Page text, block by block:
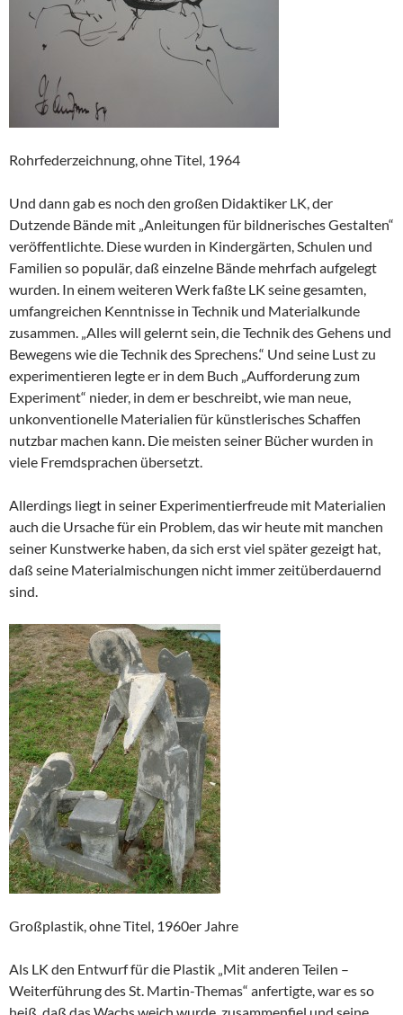
Rohrfederzeichnung, ohne Titel, 1964
Und dann gab es noch den großen Didaktiker LK, der
Dutzende Bände mit „Anleitungen für bildnerisches Gestalten“
veröffentlichte. Diese wurden in Kindergärten, Schulen und
Familien so populär, daß einzelne Bände mehrfach aufgelegt
wurden. In einem weiteren Werk faßte LK seine gesamten,
umfangreichen Kenntnisse in Technik und Materialkunde
zusammen. „Alles will gelernt sein, die Technik des Gehens und
Bewegens wie die Technik des Sprechens.“ Und seine Lust zu
experimentieren legte er in dem Buch „Aufforderung zum
Experiment“ nieder, in dem er beschreibt, wie man neue,
unkonventionelle Materialien für künstlerisches Schaffen
nutzbar machen kann. Die meisten seiner Bücher wurden in
viele Fremdsprachen übersetzt.
Allerdings liegt in seiner Experimentierfreude mit Materialien
auch die Ursache für ein Problem, das wir heute mit manchen
seiner Kunstwerke haben, da sich erst viel später gezeigt hat,
daß seine Materialmischungen nicht immer zeitüberdauernd
sind.
Großplastik, ohne Titel, 1960er Jahre
Als LK den Entwurf für die Plastik „Mit anderen Teilen –
Weiterführung des St. Martin-Themas“ anfertigte, war es so